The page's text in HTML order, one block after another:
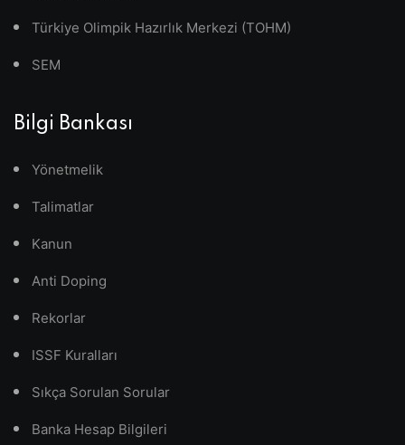
Türkiye Olimpik Hazırlık Merkezi (TOHM)
SEM
Bilgi Bankası
Yönetmelik
Talimatlar
Kanun
Anti Doping
Rekorlar
ISSF Kuralları
Sıkça Sorulan Sorular
Banka Hesap Bilgileri